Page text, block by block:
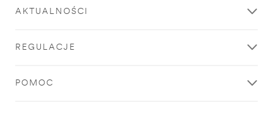
AKTUALNOŚCI
REGULACJE
POMOC